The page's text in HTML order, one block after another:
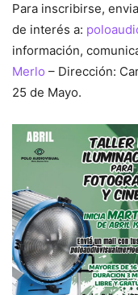
Para inscribirse,
de interés a:
información,
Merlo – Dirección:
25 de Mayo.